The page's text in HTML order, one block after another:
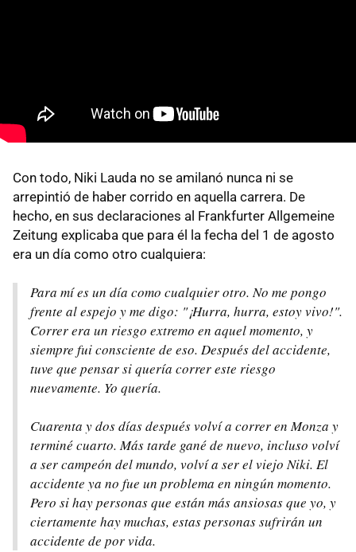
Con todo, Niki Lauda no se amilanó nunca ni se
arrepintió de haber corrido en aquella carrera. De
hecho, en sus declaraciones al Frankfurter Allgemeine
Zeitung explicaba que para él la fecha del 1 de agosto
era un día como otro cualquiera:
Para mí es un día como cualquier otro. No me pongo
frente al espejo y me digo: "¡Hurra, hurra, estoy vivo!".
Correr era un riesgo extremo en aquel momento, y
siempre fui consciente de eso. Después del accidente,
tuve que pensar si quería correr este riesgo
nuevamente. Yo quería.
Cuarenta y dos días después volví a correr en Monza y
terminé cuarto. Más tarde gané de nuevo, incluso volví
a ser campeón del mundo, volví a ser el viejo Niki. El
accidente ya no fue un problema en ningún momento.
Pero si hay personas que están más ansiosas que yo, y
ciertamente hay muchas, estas personas sufrirán un
accidente de por vida.